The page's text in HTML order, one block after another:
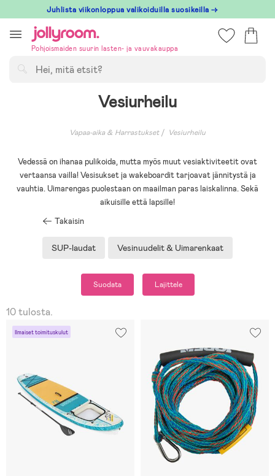
till
innehållet
Juhlista viikonloppua valikoiduilla suosikeilla →
Pohjoismaiden suurin lasten- ja vauvakauppa
Vesiurheilu
Vapaa-aika & Harrastukset Vesiurheilu
Vedessä on ihanaa pulikoida, mutta myös muut vesiaktiviteetit ovat
vertaansa vailla! Vesisukset ja wakeboardit tarjoavat jännitystä ja
vauhtia. Uimarengas puolestaan on maailman paras laiskalinna. Sekä
aikuisille että lapsille!
Takaisin
SUP-laudat Vesinuudelit & Uimarenkaat
Suodata Lajittele
10 tulosta.
Ilmaiset toimituskulut